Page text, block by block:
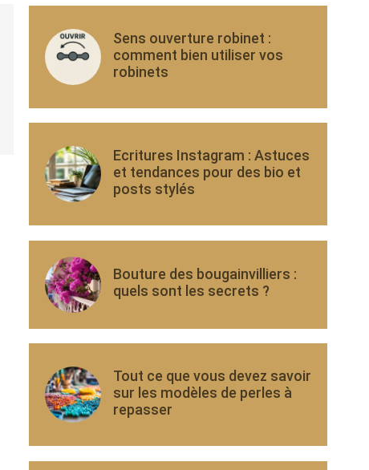
Sens ouverture robinet :
comment bien utiliser vos
robinets
Ecritures Instagram : Astuces
et tendances pour des bio et
posts stylés
Bouture des bougainvilliers :
quels sont les secrets ?
Tout ce que vous devez savoir
sur les modèles de perles à
repasser